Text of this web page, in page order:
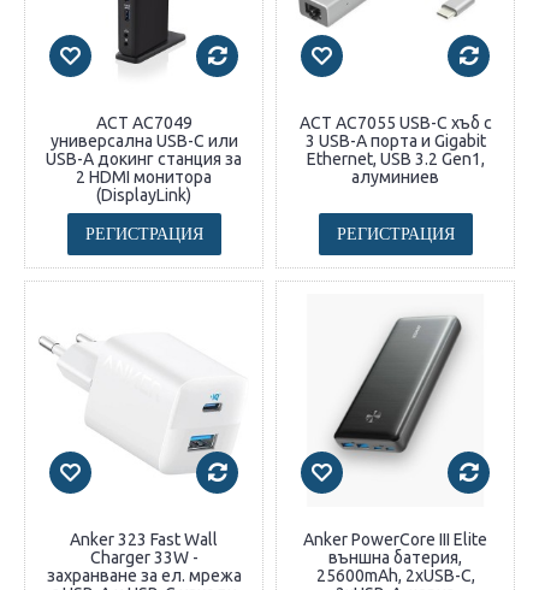
ACT AC7049
универсална USB-C или
USB-A докинг станция за
2 HDMI монитора
(DisplayLink)
РЕГИСТРАЦИЯ
ACT AC7055 USB-C хъб с
3 USB-A порта и Gigabit
Ethernet, USB 3.2 Gen1,
алуминиев
РЕГИСТРАЦИЯ
Anker 323 Fast Wall
Charger 33W -
захранване за ел. мрежа
Anker PowerCore III Elite
външна батерия,
25600mAh, 2xUSB-C,